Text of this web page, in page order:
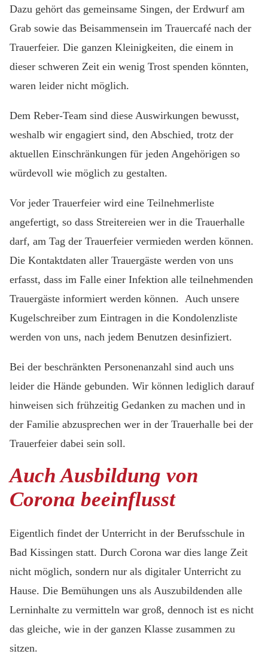
Dazu gehört das gemeinsame Singen, der Erdwurf am
Grab sowie das Beisammensein im Trauercafé nach der
Trauerfeier. Die ganzen Kleinigkeiten, die einem in
dieser schweren Zeit ein wenig Trost spenden könnten,
waren leider nicht möglich.
Dem Reber-Team sind diese Auswirkungen bewusst,
weshalb wir engagiert sind, den Abschied, trotz der
aktuellen Einschränkungen für jeden Angehörigen so
würdevoll wie möglich zu gestalten.
Vor jeder Trauerfeier wird eine Teilnehmerliste
angefertigt, so dass Streitereien wer in die Trauerhalle
darf, am Tag der Trauerfeier vermieden werden können.
Die Kontaktdaten aller Trauergäste werden von uns
erfasst, dass im Falle einer Infektion alle teilnehmenden
Trauergäste informiert werden können. Auch unsere
Kugelschreiber zum Eintragen in die Kondolenzliste
werden von uns, nach jedem Benutzen desinfiziert.
Bei der beschränkten Personenanzahl sind auch uns
leider die Hände gebunden. Wir können lediglich darauf
hinweisen sich frühzeitig Gedanken zu machen und in
der Familie abzusprechen wer in der Trauerhalle bei der
Trauerfeier dabei sein soll.
Auch Ausbildung von
Corona beeinflusst
Eigentlich findet der Unterricht in der Berufsschule in
Bad Kissingen statt. Durch Corona war dies lange Zeit
nicht möglich, sondern nur als digitaler Unterricht zu
Hause. Die Bemühungen uns als Auszubildenden alle
Lerninhalte zu vermitteln war groß, dennoch ist es nicht
das gleiche, wie in der ganzen Klasse zusammen zu
sitzen.